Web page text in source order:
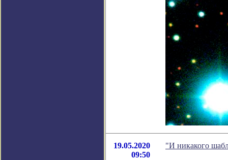
19.05.2020
09:50
"И никакого